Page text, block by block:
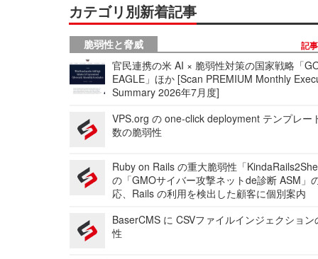
カテゴリ別新着記事
脆弱性と脅威 記
官民連携の米 AI × 脆弱性対策の国家戦略「
EAGLE」ほか [Scan PREMIUM Monthly
Summary 2026年7月度]
VPS.org の one-click deployment テンプレー
数の脆弱性
Ruby on Rails の重大脆弱性「
の「GMOサイバー攻撃ネットde診断 ASM」
応、Rails の利用を検出した顧客に個別案内
BaserCMS に CSVファイルインジェクション
性